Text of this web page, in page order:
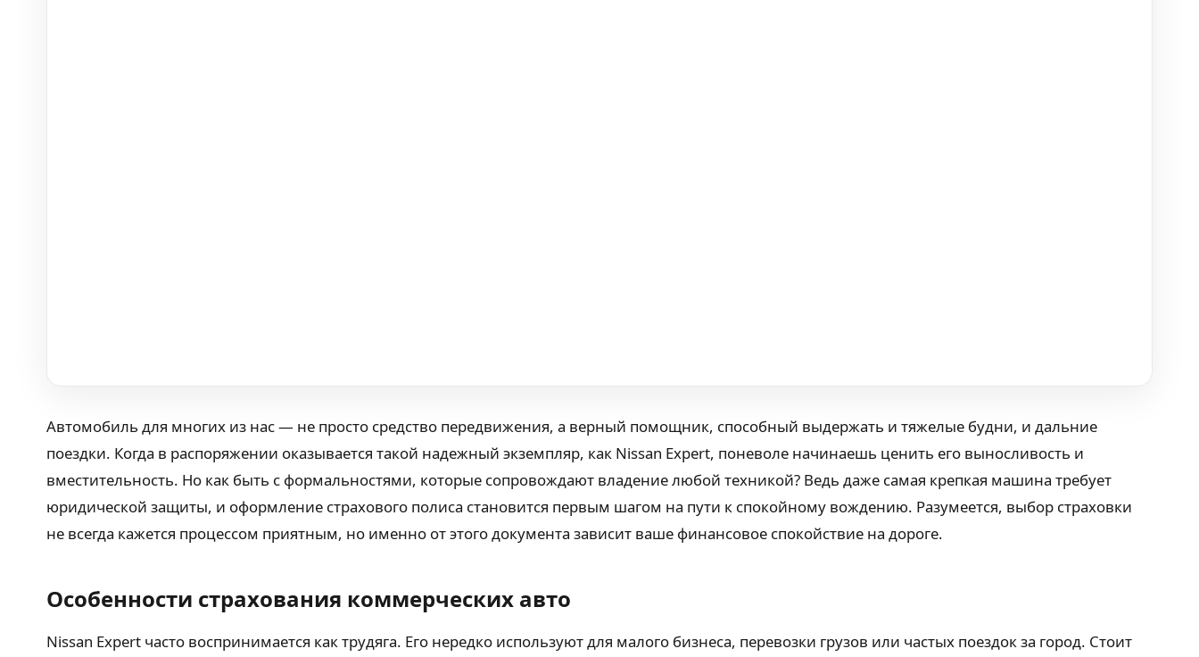
Автомобиль для многих из нас — не просто средство передвижения, а верный помощник, способный выдержать и тяжелые будни, и дальние
поездки. Когда в распоряжении оказывается такой надежный экземпляр, как Nissan Expert, поневоле начинаешь ценить его выносливость и
вместительность. Но как быть с формальностями, которые сопровождают владение любой техникой? Ведь даже самая крепкая машина требует
юридической защиты, и оформление страхового полиса становится первым шагом на пути к спокойному вождению. Разумеется, выбор страховки
не всегда кажется процессом приятным, но именно от этого документа зависит ваше финансовое спокойствие на дороге.
Особенности страхования коммерческих авто
Nissan Expert часто воспринимается как трудяга. Его нередко используют для малого бизнеса, перевозки грузов или частых поездок за город. Стоит